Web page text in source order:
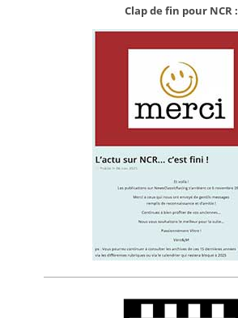
Clap de fin pour NCR :